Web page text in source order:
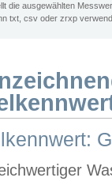
die ausgewählten
txt, csv oder zrxp